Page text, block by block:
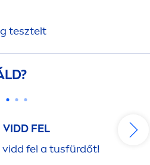
tesztelt
VIDD FEL
vidd fel a tusfürdőt!